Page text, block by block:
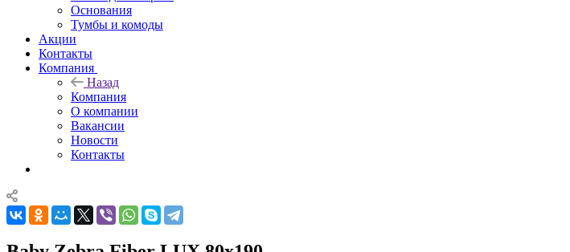
Основания
Тумбы и комоды
Акции
Контакты
Компания
Назад
Компания
О компании
Вакансии
Новости
Контакты